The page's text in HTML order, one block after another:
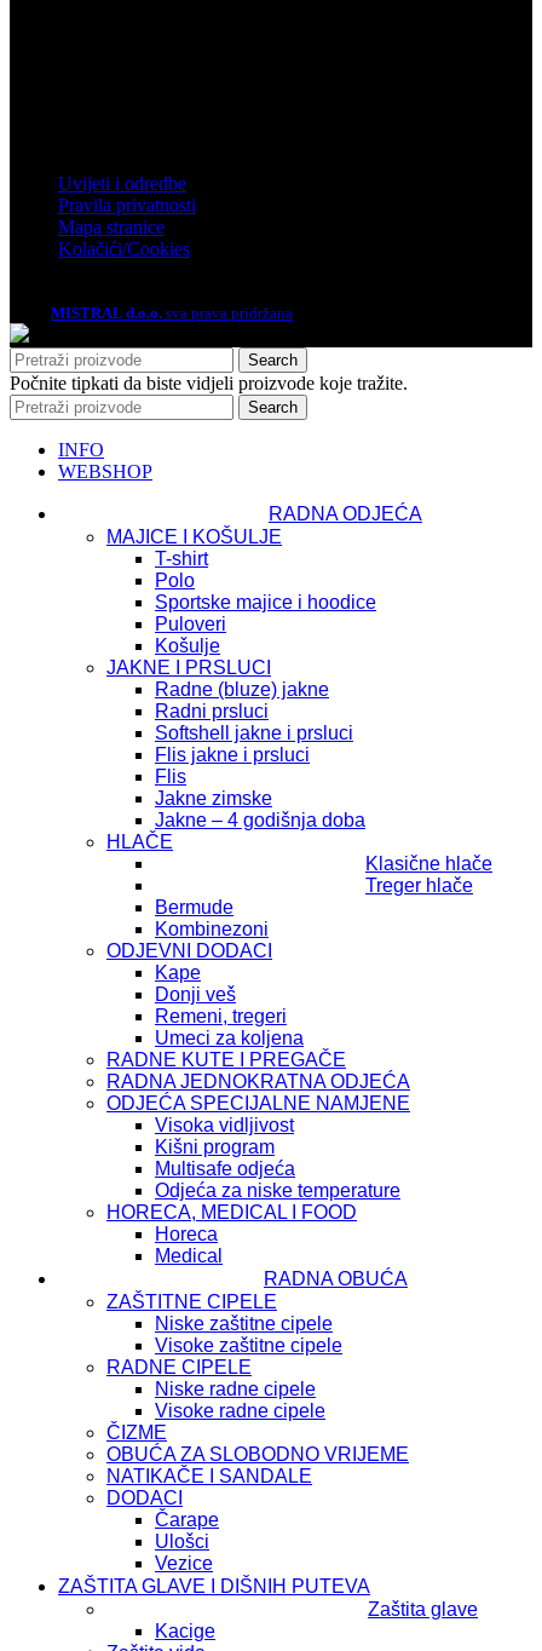
Uvijeti i odredbe
Pravila privatnosti
Mapa stranice
Kolačići/Cookies
MISTRAL d.o.o. sva prava pridržana
Search
Počnite tipkati da biste vidjeli proizvode koje tražite.
Search
INFO
WEBSHOP
RADNA ODJEĆA
MAJICE I KOŠULJE
T-shirt
Polo
Sportske majice i hoodice
Puloveri
Košulje
JAKNE I PRSLUCI
Radne (bluze) jakne
Radni prsluci
Softshell jakne i prsluci
Flis jakne i prsluci
Flis
Jakne zimske
Jakne – 4 godišnja doba
HLAČE
Klasične hlače
Treger hlače
Bermude
Kombinezoni
ODJEVNI DODACI
Kape
Donji veš
Remeni, tregeri
Umeci za koljena
RADNE KUTE I PREGAČE
RADNA JEDNOKRATNA ODJEĆA
ODJEĆA SPECIJALNE NAMJENE
Visoka vidljivost
Kišni program
Multisafe odjeća
Odjeća za niske temperature
HORECA, MEDICAL I FOOD
Horeca
Medical
RADNA OBUĆA
ZAŠTITNE CIPELE
Niske zaštitne cipele
Visoke zaštitne cipele
RADNE CIPELE
Niske radne cipele
Visoke radne cipele
ČIZME
OBUĆA ZA SLOBODNO VRIJEME
NATIKAČE I SANDALE
DODACI
Čarape
Ulošci
Vezice
ZAŠTITA GLAVE I DIŠNIH PUTEVA
Zaštita glave
Kacige